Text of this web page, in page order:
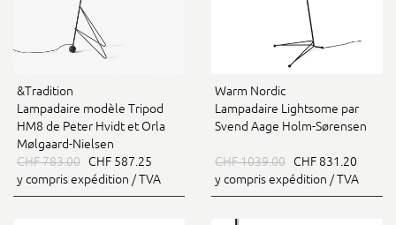
&Tradition
Lampadaire modèle Tripod
HM8 de Peter Hvidt et Orla
Mølgaard-Nielsen
CHF 783.00 CHF 587.25
y compris expédition / TVA
Warm Nordic
Lampadaire Lightsome par
Svend Aage Holm-Sørensen
CHF 1039.00 CHF 831.20
y compris expédition / TVA